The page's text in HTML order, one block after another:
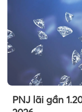
PNJ lãi gần